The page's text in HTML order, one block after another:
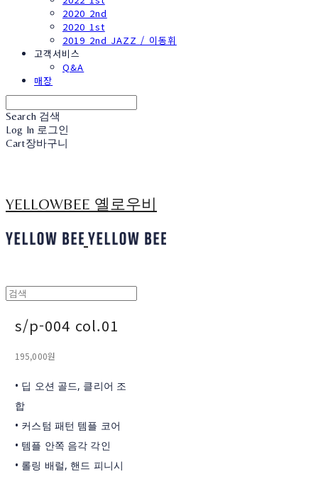
2020 2nd
2020 1st
2019 2nd JAZZ / 이동휘
고객서비스
Q&A
매장
Search 검색
Log In 로그인
Cart장바구니
YELLOWBEE 옐로우비
s/p-004 col.01
195,000원
• 딥 오션 골드, 클리어 조
합
• 커스텀 패턴 템플 코어
• 템플 안쪽 음각 각인
• 롤링 배럴, 핸드 피니시